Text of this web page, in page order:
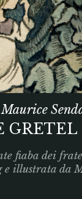
GRETEL
fiaba dei
e illustrata da